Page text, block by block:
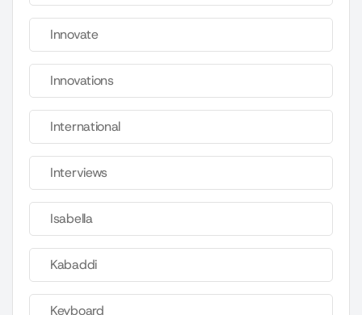
Innovate
Innovations
International
Interviews
Isabella
Kabaddi
Keyboard